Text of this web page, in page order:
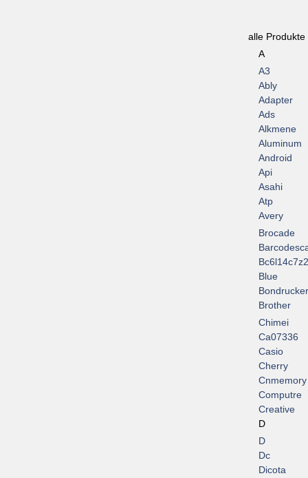
alle
A
A3
Ably
Adapter
Ads
Alkmene
Aluminum
Android
Api
Asahi
Atp
Avery
Brocade
Blue
Bondrucker
Brother
Chimei
Ca07336
Casio
Cherry
Cnmemory
Computre
Creative
D
D
Dc
Dicota